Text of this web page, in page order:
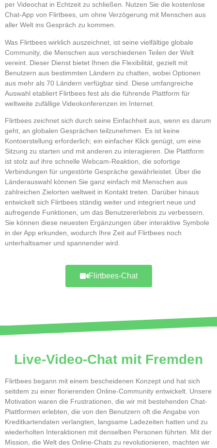
per Videochat in Echtzeit zu schließen. Nutzen Sie die kostenlose
Chat-App von Flirtbees, um ohne Verzögerung mit Menschen aus
aller Welt ins Gespräch zu kommen.
Was Flirtbees wirklich auszeichnet, ist seine vielfältige globale
Community, die Menschen aus verschiedenen Teilen der Welt
vereint. Dieser Dienst bietet Ihnen die Flexibilität, gezielt mit
Benutzern aus bestimmten Ländern zu chatten, wobei Optionen
aus mehr als 70 Ländern verfügbar sind. Diese umfangreiche
Auswahl etabliert Flirtbees fest als die führende Plattform für
weltweite zufällige Videokonferenzen im Internet.
Flirtbees zeichnet sich durch seine Einfachheit aus, wenn es darum
geht, an globalen Gesprächen teilzunehmen. Es ist keine
Kontoerstellung erforderlich; ein einfacher Klick genügt, um eine
Sitzung zu starten und mit anderen zu interagieren. Die Plattform
ist stolz auf ihre schnelle Webcam-Reaktion, die sofortige
Verbindungen für ungestörte Gespräche gewährleistet. Über die
Länderauswahl können Sie ganz einfach mit Menschen aus
zahlreichen Zielorten weltweit in Kontakt treten. Darüber hinaus
entwickelt sich Flirtbees ständig weiter und integriert neue und
aufregende Funktionen, um das Benutzererlebnis zu verbessern.
Sie können diese neuesten Ergänzungen über interaktive Symbole
in der App erkunden, wodurch Ihre Zeit auf Flirtbees noch
unterhaltsamer und spannender wird.
Flirtbees-Chat
Live-Video-Chat mit Fremden
Flirtbees begann mit einem bescheidenen Konzept und hat sich
seitdem zu einer florierenden Online-Community entwickelt. Unsere
Motivation waren die Frustrationen, die wir mit bestehenden Chat-
Plattformen erlebten, die von den Benutzern oft die Angabe von
Kreditkartendaten verlangten, langsame Ladezeiten hatten und zu
wiederholten Interaktionen mit denselben Personen führten. Mit der
Mission, die Welt des Online-Chats zu revolutionieren, machten wir